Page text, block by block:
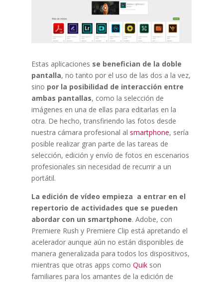
Estas aplicaciones se benefician de la doble
pantalla, no tanto por el uso de las dos a la vez,
sino por la posibilidad de interacción entre
ambas pantallas, como la selección de
imágenes en una de ellas para editarlas en la
otra. De hecho, transfiriendo las fotos desde
nuestra cámara profesional al smartphone, sería
posible realizar gran parte de las tareas de
selección, edición y envío de fotos en escenarios
profesionales sin necesidad de recurrir a un
portátil.
La edición de vídeo empieza a entrar en el
repertorio de actividades que se pueden
abordar con un smartphone. Adobe, con
Premiere Rush y Premiere Clip está apretando el
acelerador aunque aún no están disponibles de
manera generalizada para todos los dispositivos,
mientras que otras apps como Quikson
familiares para los amantes de la edición de